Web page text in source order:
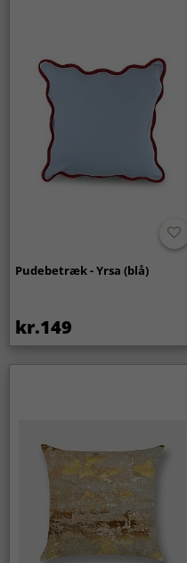
Pudebetræk - Yrsa (blå)
kr.149